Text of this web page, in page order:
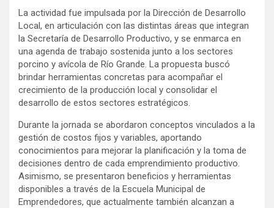
La actividad fue impulsada por la Dirección de Desarrollo
Local, en articulación con las distintas áreas que integran
la Secretaría de Desarrollo Productivo, y se enmarca en
una agenda de trabajo sostenida junto a los sectores
porcino y avícola de Río Grande. La propuesta buscó
brindar herramientas concretas para acompañar el
crecimiento de la producción local y consolidar el
desarrollo de estos sectores estratégicos.
Durante la jornada se abordaron conceptos vinculados a la
gestión de costos fijos y variables, aportando
conocimientos para mejorar la planificación y la toma de
decisiones dentro de cada emprendimiento productivo.
Asimismo, se presentaron beneficios y herramientas
disponibles a través de la Escuela Municipal de
Emprendedores, que actualmente también alcanzan a